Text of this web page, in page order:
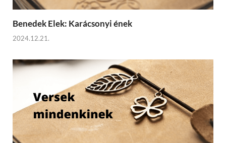
Benedek Elek: Karácsonyi ének
2024.12.21.